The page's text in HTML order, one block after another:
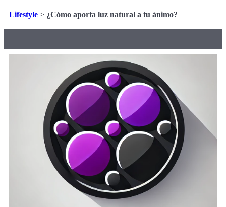
Lifestyle > ¿Cómo aporta luz natural a tu ánimo?